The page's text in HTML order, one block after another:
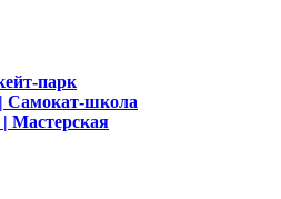
парк
| Самокат-школа
| Мастерская